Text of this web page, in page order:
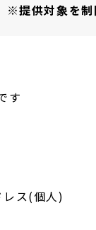
※提供対象を制
す
レス(個人)